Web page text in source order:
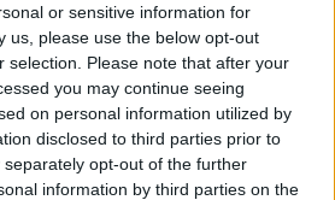
or sensitive information for
us, please use the below opt-out
selection. Please note that after your
you may continue seeing
on personal information utilized by
disclosed to third parties prior to
opt-out of the further
information by third parties on the
tunnetuin painonnostaja,
”Anatoly”
tullut